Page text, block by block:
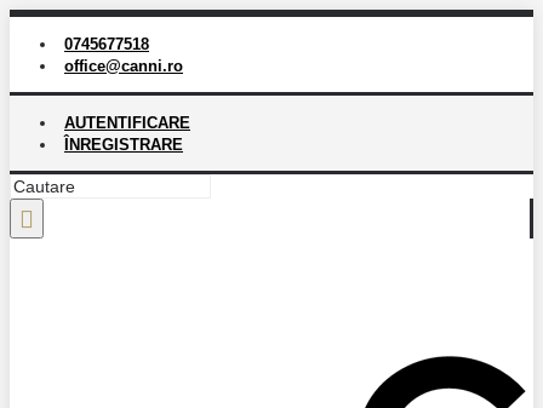
0745677518
office@canni.ro
AUTENTIFICARE
ÎNREGISTRARE